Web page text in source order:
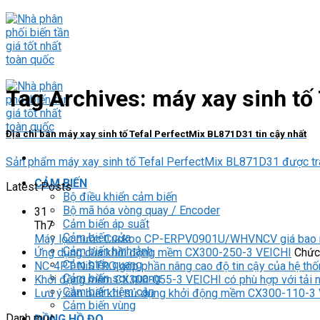
Skip
to
content
CẢM BIẾN
Bộ điều khiển cảm biến
Bộ mã hóa vòng quay / Encoder
Cảm biến áp suất
Cảm biến cửa
Cảm biến hình ảnh
Cảm biến quang
Cảm biến sợi quang
Cảm biến tiệm cận
Cảm biến vùng
Tag Archives: máy xay sinh
Địa chỉ bán máy xay sinh tố Tefal PerfectMix BL871D31 tin cậy nhất
Sản phẩm máy xay sinh tố Tefal PerfectMix BL871D31 được
Latest Posts
31
Th7
Máy lọc nước Cuckoo CP-ERPV0901U/WHVNCV giá bao
Ứng dụng của khởi động mềm CX300-250-3 VEICHI
NC-4PT NiSTRO góp phần nâng cao độ tin cậy của hệ
Khởi động mềm CX300-055-3 VEICHI có phù hợp với tải
Lưu ý cần biết khi sử dụng khởi động mềm CX300-110-3